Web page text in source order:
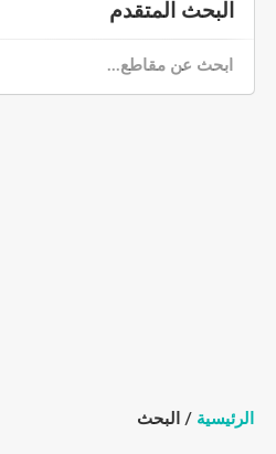
البحث المتقدم
الرئيسية / البحث